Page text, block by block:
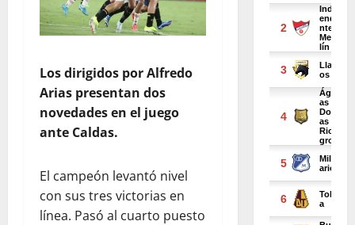
Los dirigidos por Alfredo
Arias presentan dos
novedades en el juego
ante Caldas.
El campeón levantó nivel
con sus tres victorias en
línea. Pasó al cuarto puesto